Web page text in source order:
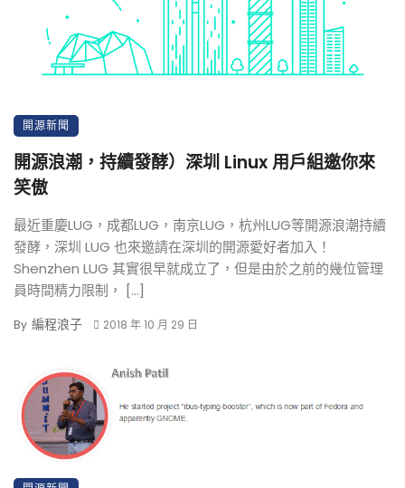
開源新聞
開源浪潮，持續發酵）深圳 Linux 用戶組邀你來
笑傲
最近重慶LUG，成都LUG，南京LUG，杭州LUG等開源浪潮持續
發酵，深圳 LUG 也來邀請在深圳的開源愛好者加入！
Shenzhen LUG 其實很早就成立了，但是由於之前的幾位管理
員時間精力限制， […]
By 編程浪子 2018 年 10 月 29 日